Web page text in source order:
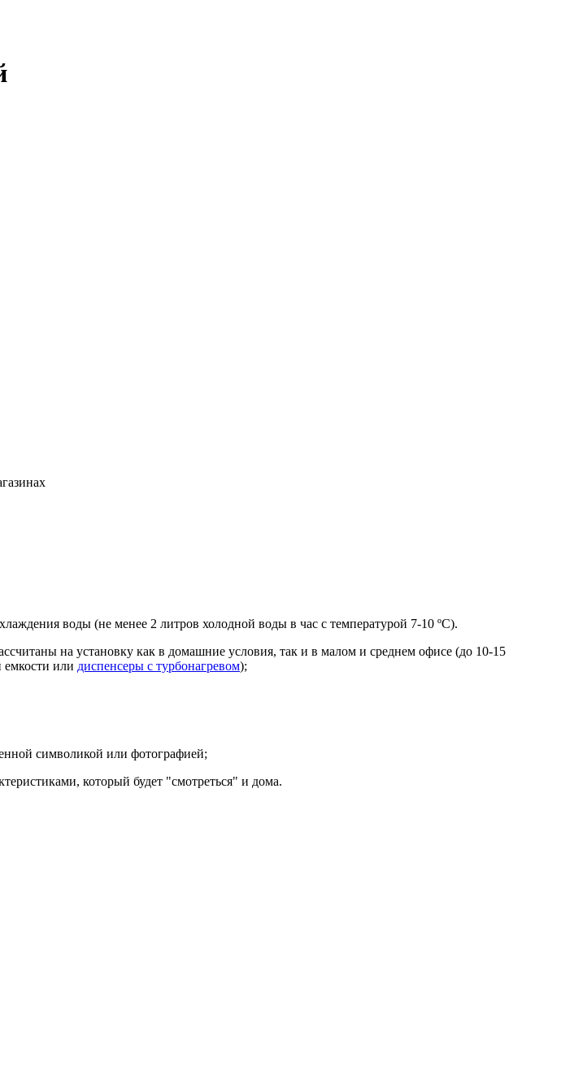
воды (не менее 2 литров холодной воды в час с температурой 7-10 ºС).
на установку как в домашние условия, так и в малом и среднем офисе (до 10-15
емкости или диспенсеры с турбонагревом);
символикой или фотографией;
который будет "смотреться" и дома.